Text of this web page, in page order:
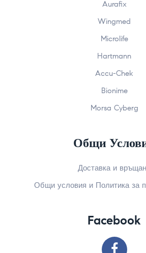
Aurafix
Wingmed
Microlife
Hartmann
Accu-Chek
Bionime
Morsa Cyberg
Общи
Доставка и
Общи условия и Политика за
Facebook